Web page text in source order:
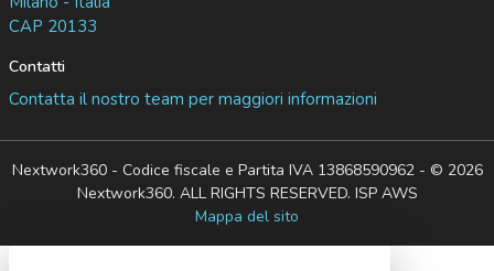
CAP 20133
Contatti
Contatta il nostro team per maggiori informazioni
Nextwork360 - Codice fiscale e Partita IVA 13868590962 - © 2026
Nextwork360. ALL RIGHTS RESERVED. ISP AWS
Mappa del sito